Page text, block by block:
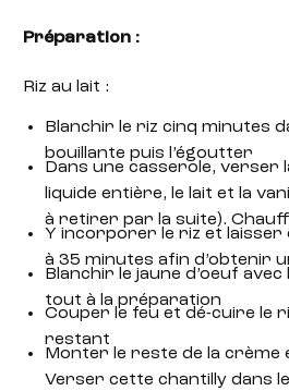
Préparation :
Riz au lait :
Blanchir le riz cinq minutes
bouillante puis l’égoutter
Dans une casserole, verser
liquide entière, le lait et la
à retirer par la suite).
Y incorporer le riz et laisser
à 35 minutes afin d’obtenir
Blanchir le jaune d’oeuf
tout à la préparation
Couper le feu et dé-cuire le
restant
Monter le reste de la crème
Verser cette chantilly dans